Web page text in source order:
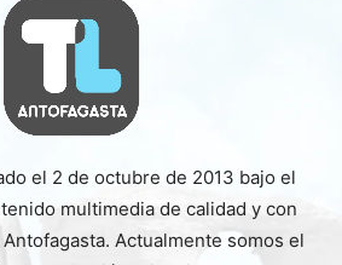
el 2 de octubre de 2013 bajo el
multimedia de calidad y con
Actualmente somos el